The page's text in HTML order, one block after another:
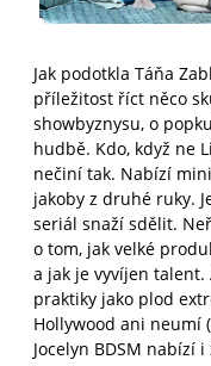
Jak podotkla Táňa
příležitost říct něco
showbyznysu, o
hudbě. Kdo, když ne
nečiní tak. Nabízí
jakoby z druhé ruky.
seriál snaží sdělit.
o tom, jak velké
a jak je vyvíjen talent.
praktiky jako plod
Hollywood ani neumí
Jocelyn BDSM nabízí